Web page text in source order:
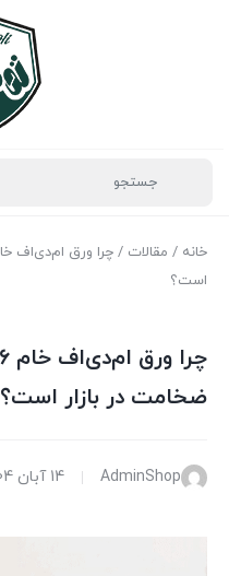
خانه / مقالات
است؟
ضخامت در بازار است؟
AdminShop 14 آبان 1404